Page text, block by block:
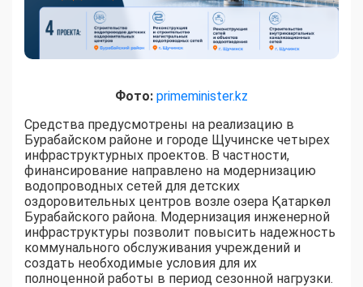
Фото: primeminister.kz
Средства предусмотрены на реализацию в
Бурабайском районе и городе Щучинске четырех
инфраструктурных проектов. В частности,
финансирование направлено на модернизацию
водопроводных сетей для детских
оздоровительных центров возле озера Қатаркөл
Бурабайского района. Модернизация инженерной
инфраструктуры позволит повысить надежность
коммунального обслуживания учреждений и
создать необходимые условия для их
полноценной работы в период сезонной нагрузки.